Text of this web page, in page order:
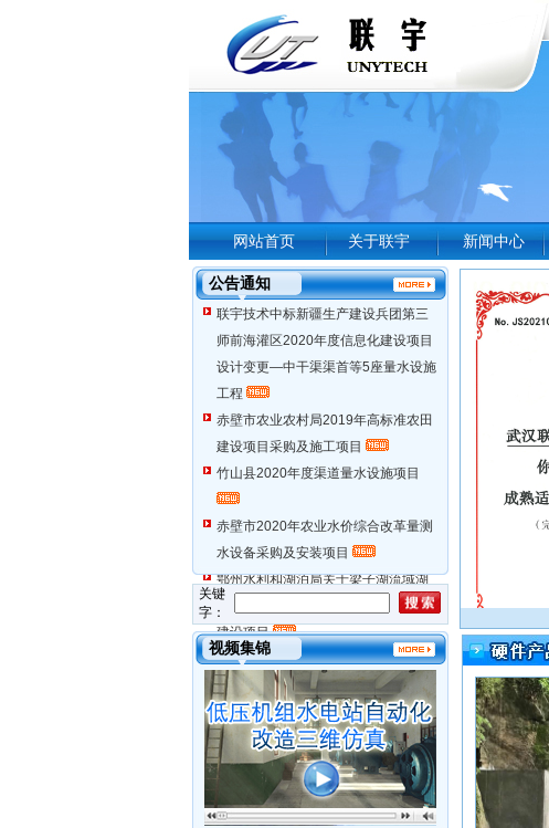
网站首页 关于联宇 新闻中心
公告通知
联宇技术中标新疆生产建设兵团第三
师前海灌区2020年度信息化建设项目
设计变更—中干渠渠首等5座量水设施
工程
赤壁市农业农村局2019年高标准农田
建设项目采购及施工项目
竹山县2020年度渠道量水设施项目
赤壁市2020年农业水价综合改革量测
水设备采购及安装项目
鄂州水利和湖泊局关于梁子湖流域湖
堤加固工程（鄂州部分）信息化系统
建设项目
关键
字：
视频集锦
湖北省樊口泵站网络硬件设备采购及
安装工程
湖北省樊口泵站网络软件系统工程
湖北省洪湖市大沙泵站更新改造工程
我司参建项目喜获中国水利工程优质（大禹）奖